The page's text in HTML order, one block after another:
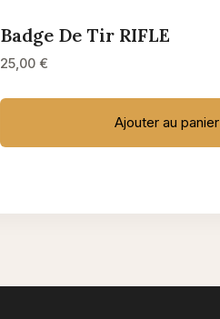
Badge De Tir RIFLE
25,00 €
Ajouter au panier